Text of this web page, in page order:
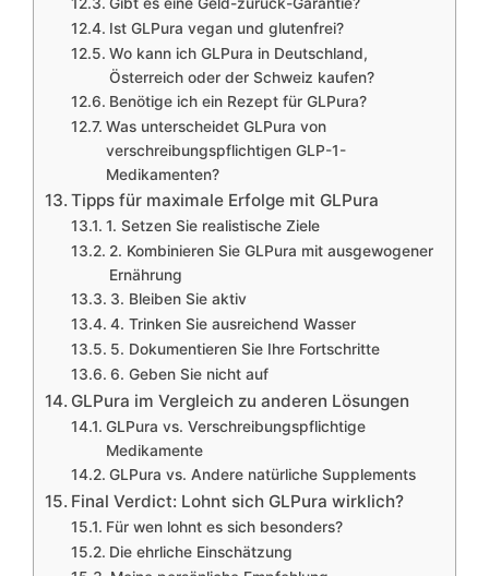
Ist GLPura vegan und glutenfrei?
Wo kann ich GLPura in Deutschland,
Österreich oder der Schweiz kaufen?
Benötige ich ein Rezept für GLPura?
Was unterscheidet GLPura von
verschreibungspflichtigen GLP-1-
Medikamenten?
Tipps für maximale Erfolge mit GLPura
1. Setzen Sie realistische Ziele
2. Kombinieren Sie GLPura mit ausgewogener
Ernährung
3. Bleiben Sie aktiv
4. Trinken Sie ausreichend Wasser
5. Dokumentieren Sie Ihre Fortschritte
6. Geben Sie nicht auf
GLPura im Vergleich zu anderen Lösungen
GLPura vs. Verschreibungspflichtige
Medikamente
GLPura vs. Andere natürliche Supplements
Final Verdict: Lohnt sich GLPura wirklich?
Für wen lohnt es sich besonders?
Die ehrliche Einschätzung